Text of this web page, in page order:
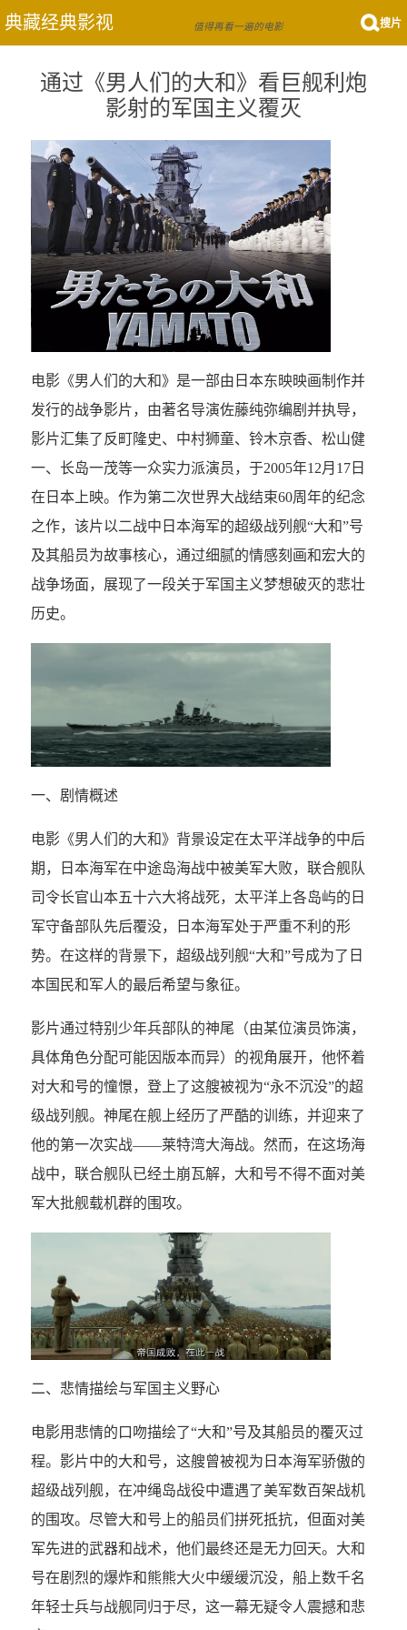
典藏经典影视 值得再看一遍的电影 搜片
通过《男人们的大和》看巨舰利炮
影射的军国主义覆灭
电影《男人们的大和》是一部由日本东映映画制作并
发行的战争影片，由著名导演佐藤纯弥编剧并执导，
影片汇集了反町隆史、中村狮童、铃木京香、松山健
一、长岛一茂等一众实力派演员，于2005年12月17日
在日本上映。作为第二次世界大战结束60周年的纪念
之作，该片以二战中日本海军的超级战列舰“大和”号
及其船员为故事核心，通过细腻的情感刻画和宏大的
战争场面，展现了一段关于军国主义梦想破灭的悲壮
历史。
一、剧情概述
电影《男人们的大和》背景设定在太平洋战争的中后
期，日本海军在中途岛海战中被美军大败，联合舰队
司令长官山本五十六大将战死，太平洋上各岛屿的日
军守备部队先后覆没，日本海军处于严重不利的形
势。在这样的背景下，超级战列舰“大和”号成为了日
本国民和军人的最后希望与象征。
影片通过特别少年兵部队的神尾（由某位演员饰演，
具体角色分配可能因版本而异）的视角展开，他怀着
对大和号的憧憬，登上了这艘被视为“永不沉没”的超
级战列舰。神尾在舰上经历了严酷的训练，并迎来了
他的第一次实战——莱特湾大海战。然而，在这场海
战中，联合舰队已经土崩瓦解，大和号不得不面对美
军大批舰载机群的围攻。
二、悲情描绘与军国主义野心
电影用悲情的口吻描绘了“大和”号及其船员的覆灭过
程。影片中的大和号，这艘曾被视为日本海军骄傲的
超级战列舰，在冲绳岛战役中遭遇了美军数百架战机
的围攻。尽管大和号上的船员们拼死抵抗，但面对美
军先进的武器和战术，他们最终还是无力回天。大和
号在剧烈的爆炸和熊熊大火中缓缓沉没，船上数千名
年轻士兵与战舰同归于尽，这一幕无疑令人震撼和悲